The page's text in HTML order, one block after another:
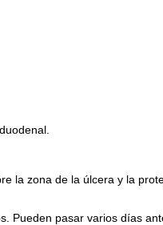
la zona de la úlcera y la
Pueden pasar varios días